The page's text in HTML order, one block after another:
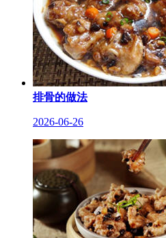
排骨的做法
2026-06-26